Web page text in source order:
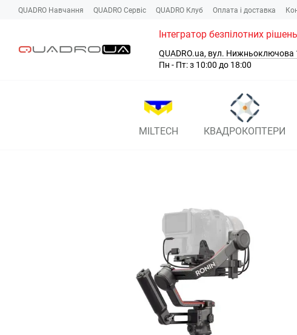
Перейти до основного контенту
QUADRO Навчання QUADRO Сервіc QUADRO Клуб Оплата і доставка
Інтегратор безпілотних
QUADRO.ua, вул. Нижньоключова
Пн - Пт: з 10:00 до 18:00
MILTECH КВАДРОКОПТЕРИ